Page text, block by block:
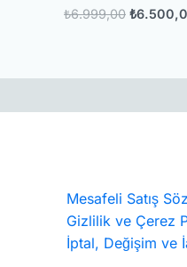
aldı
₺6.999,00 ₺
Mesafeli Satış
Gizlilik ve Çerez
İptal, Değişim ve